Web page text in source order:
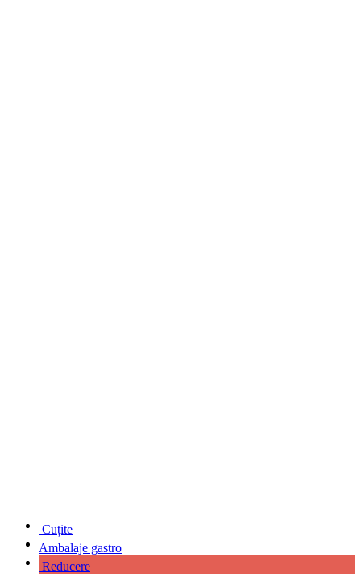
Cuțite
Ambalaje gastro
Reducere